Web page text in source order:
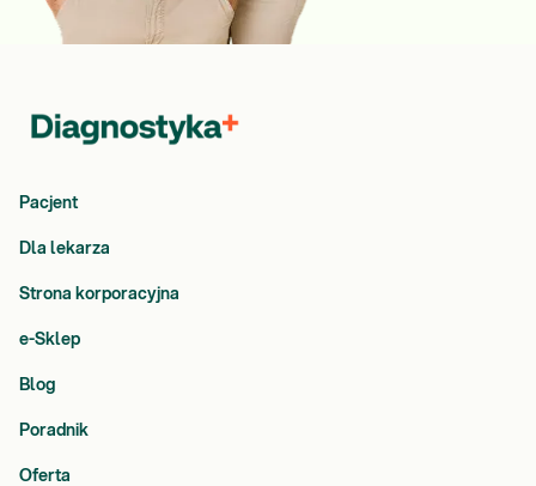
Pacjent
Dla lekarza
Strona korporacyjna
e-Sklep
Blog
Poradnik
Oferta